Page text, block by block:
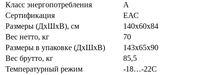
Класс энергопотребления
А
Сертификация
ЕАС
Размеры (ДхШхВ), см
140х60х84
Вес нетто, кг
70
Размеры в упаковке (ДхШхВ)
143х65х90
Вес брутто, кг
85,5
Температурный режим
-18…-22C